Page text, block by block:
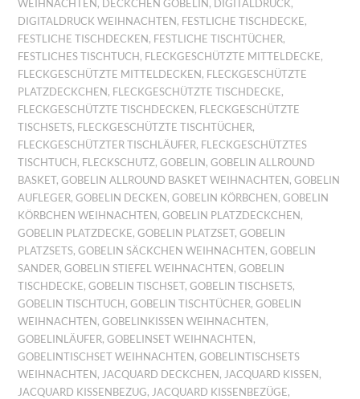
WEIHNACHTEN, DECKCHEN GOBELIN, DIGITALDRUCK,
DIGITALDRUCK WEIHNACHTEN, FESTLICHE TISCHDECKE,
FESTLICHE TISCHDECKEN, FESTLICHE TISCHTÜCHER,
FESTLICHES TISCHTUCH, FLECKGESCHÜTZTE MITTELDECKE,
FLECKGESCHÜTZTE MITTELDECKEN, FLECKGESCHÜTZTE
PLATZDECKCHEN, FLECKGESCHÜTZTE TISCHDECKE,
FLECKGESCHÜTZTE TISCHDECKEN, FLECKGESCHÜTZTE
TISCHSETS, FLECKGESCHÜTZTE TISCHTÜCHER,
FLECKGESCHÜTZTER TISCHLÄUFER, FLECKGESCHÜTZTES
TISCHTUCH, FLECKSCHUTZ,GOBELIN,GOBELIN ALLROUND
BASKET,GOBELIN ALLROUND BASKET WEIHNACHTEN,GOBELIN
AUFLEGER,GOBELIN DECKEN,GOBELIN KÖRBCHEN,GOBELIN
KÖRBCHEN WEIHNACHTEN,GOBELIN PLATZDECKCHEN,
GOBELIN PLATZDECKE,GOBELIN PLATZSET,GOBELIN
PLATZSETS,GOBELIN SÄCKCHEN WEIHNACHTEN,GOBELIN
SANDER,GOBELIN STIEFEL WEIHNACHTEN,GOBELIN
TISCHDECKE,GOBELIN TISCHSET,GOBELIN TISCHSETS,
GOBELIN TISCHTUCH,GOBELIN TISCHTÜCHER,GOBELIN
WEIHNACHTEN,GOBELINKISSEN WEIHNACHTEN,
GOBELINLÄUFER,GOBELINSET WEIHNACHTEN,
GOBELINTISCHSET WEIHNACHTEN,GOBELINTISCHSETS
WEIHNACHTEN, JACQUARD DECKCHEN, JACQUARD KISSEN,
JACQUARD KISSENBEZUG, JACQUARD KISSENBEZÜGE,